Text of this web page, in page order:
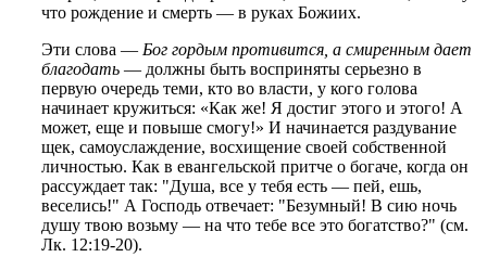
что рождение и смерть — в руках Божиих.
Эти слова — Бог гордым противится, а смиренным дает
благодать — должны быть восприняты серьезно в
первую очередь теми, кто во власти, у кого голова
начинает кружиться: «Как же! Я достиг этого и этого! А
может, еще и повыше смогу!» И начинается раздувание
щек, самоуслаждение, восхищение своей собственной
личностью. Как в евангельской притче о богаче, когда он
рассуждает так: "Душа, все у тебя есть — пей, ешь,
веселись!" А Господь отвечает: "Безумный! В сию ночь
душу твою возьму — на что тебе все это богатство?" (см.
Лк. 12:19-20).